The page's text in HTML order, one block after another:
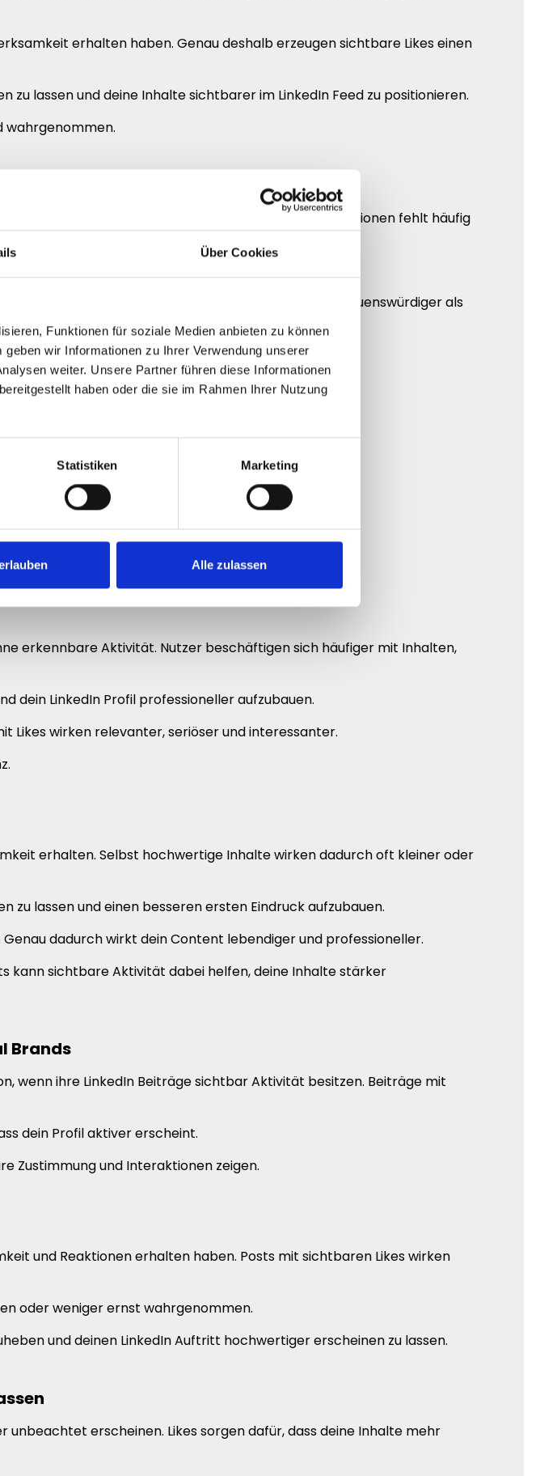
Über Cookies
Funktionen für soziale Medien anbieten zu können
wir Informationen zu Ihrer Verwendung unserer
weiter. Unsere Partner führen diese Informationen
haben oder die sie im Rahmen Ihrer Nutzung
Statistiken Marketing
Alle zulassen
erhalten haben. Genau deshalb erzeugen sichtbare Likes einen
lassen und deine Inhalte sichtbarer im LinkedIn Feed zu positionieren.
wahrgenommen.
Unternehmensbeiträge, aber ohne sichtbare Reaktionen fehlt häufig
werden und mehr Präsenz im Feed ausstrahlen.
mit sichtbaren Likes wirken relevanter und vertrauenswürdiger als
LinkedIn Profils.
erkennbare Aktivität. Nutzer beschäftigen sich häufiger mit Inhalten,
dein LinkedIn Profil professioneller aufzubauen.
Likes wirken relevanter, seriöser und interessanter.
erhalten. Selbst hochwertige Inhalte wirken dadurch oft kleiner oder
zu lassen und einen besseren ersten Eindruck aufzubauen.
dadurch wirkt dein Content lebendiger und professioneller.
kann sichtbare Aktivität dabei helfen, deine Inhalte stärker
Brands
wenn ihre LinkedIn Beiträge sichtbar Aktivität besitzen. Beiträge mit
dein Profil aktiver erscheint.
Zustimmung und Interaktionen zeigen.
und Reaktionen erhalten haben. Posts mit sichtbaren Likes wirken
oder weniger ernst wahrgenommen.
und deinen LinkedIn Auftritt hochwertiger erscheinen zu lassen.
erscheinen. Likes sorgen dafür, dass deine Inhalte mehr